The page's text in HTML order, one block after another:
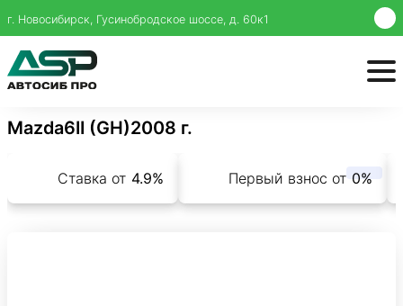
г. Новосибирск, Гусинобродское шоссе, д. 60к1
Mazda6II (GH)2008 г.
Ставка от 4.9% Первый взнос от 0%